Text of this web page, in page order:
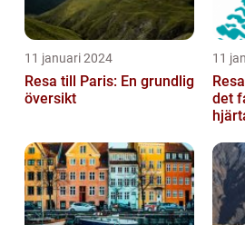
11 januari 2024
Resa till Paris: En grundlig
översikt
11
det